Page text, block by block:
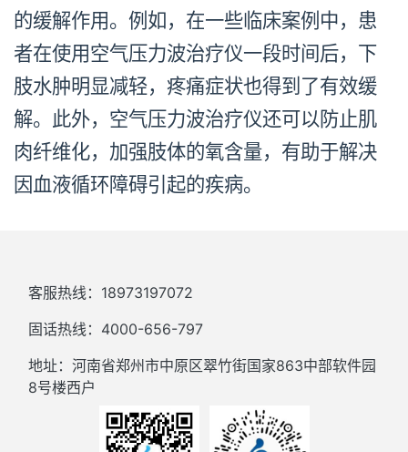
的缓解作用。例如，在一些临床案例中，患
者在使用空气压力波治疗仪一段时间后，下
肢水肿明显减轻，疼痛症状也得到了有效缓
解。此外，空气压力波治疗仪还可以防止肌
肉纤维化，加强肢体的氧含量，有助于解决
因血液循环障碍引起的疾病。
客服热线：18973197072
固话热线：4000-656-797
地址：河南省郑州市中原区翠竹街国家863中部软件园
8号楼西户